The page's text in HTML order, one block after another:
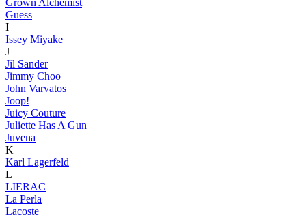
Grown Alchemist
Guess
I
Issey Miyake
J
Jil Sander
Jimmy Choo
John Varvatos
Joop!
Juicy Couture
Juliette Has A Gun
Juvena
K
Karl Lagerfeld
L
LIERAC
La Perla
Lacoste